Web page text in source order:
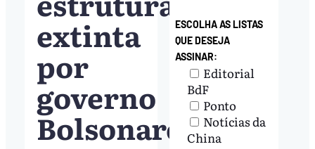
extinta
por
governo
Bolsonaro
ESCOLHA AS LISTAS
QUE DESEJA
ASSINAR:
Editorial
BdF
Ponto
Notícias da
China